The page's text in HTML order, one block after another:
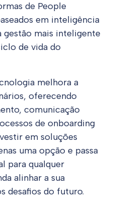
de People
em inteligência
mais inteligente
de vida do
melhora a
oferecendo
comunicação
de onboarding
em soluções
uma opção e passa
para qualquer
alinhar a sua
desafios do futuro.